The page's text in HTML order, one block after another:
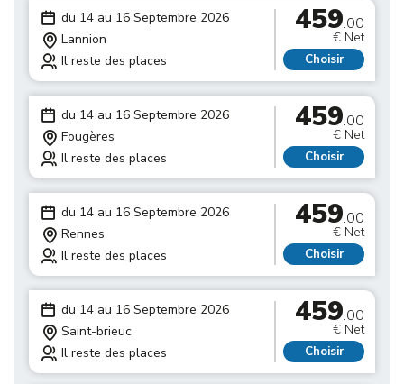
du 14 au 16 Septembre 2026
Lannion
Il reste des places
459.00
€ Net
Choisir
du 14 au 16 Septembre 2026
Fougères
Il reste des places
459.00
€ Net
Choisir
du 14 au 16 Septembre 2026
Rennes
Il reste des places
459.00
€ Net
Choisir
du 14 au 16 Septembre 2026
Saint-brieuc
Il reste des places
459.00
€ Net
Choisir